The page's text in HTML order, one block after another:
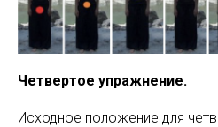
Четвертое упражнение.
Исходное положение для